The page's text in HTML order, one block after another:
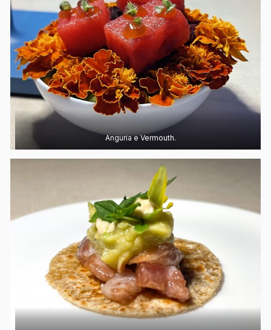
Anguria e Vermouth.